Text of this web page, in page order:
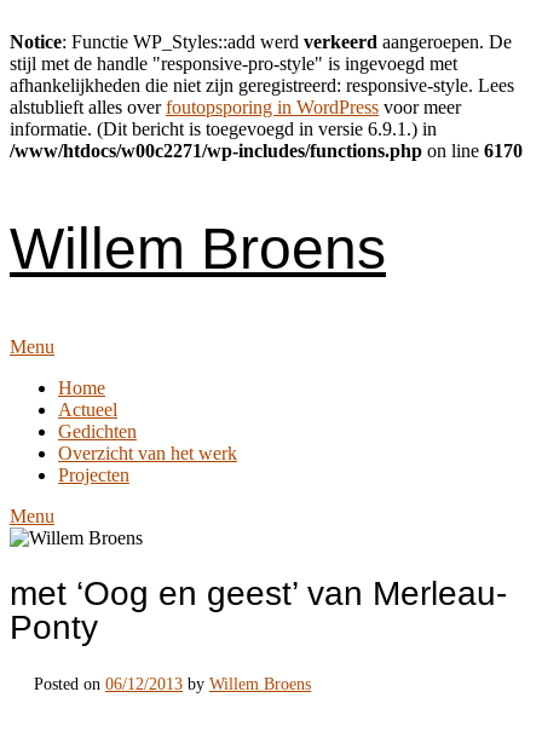
Notice: Functie WP_Styles::add werd verkeerd aangeroepen. De
stijl met de handle "responsive-pro-style" is ingevoegd met
afhankelijkheden die niet zijn geregistreerd: responsive-style. Lees
alstublieft alles overfoutopsporing in WordPress voor meer
informatie. (Dit bericht is toegevoegd in versie 6.9.1.) in
/www/htdocs/w00c2271/wp-includes/functions.php on line 6170
Willem Broens
Menu
Home
Actueel
Gedichten
Overzicht van het werk
Projecten
Menu
met ‘Oog en geest’ van Merleau-
Ponty
Posted on 06/12/2013 by Willem Broens